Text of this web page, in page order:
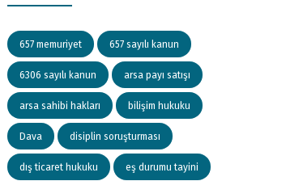
657 memuriyet 657 sayılı kanun
6306 sayılı kanun arsa payı satışı
arsa sahibi hakları bilişim hukuku
Dava disiplin soruşturması
dış ticaret hukuku eş durumu tayini